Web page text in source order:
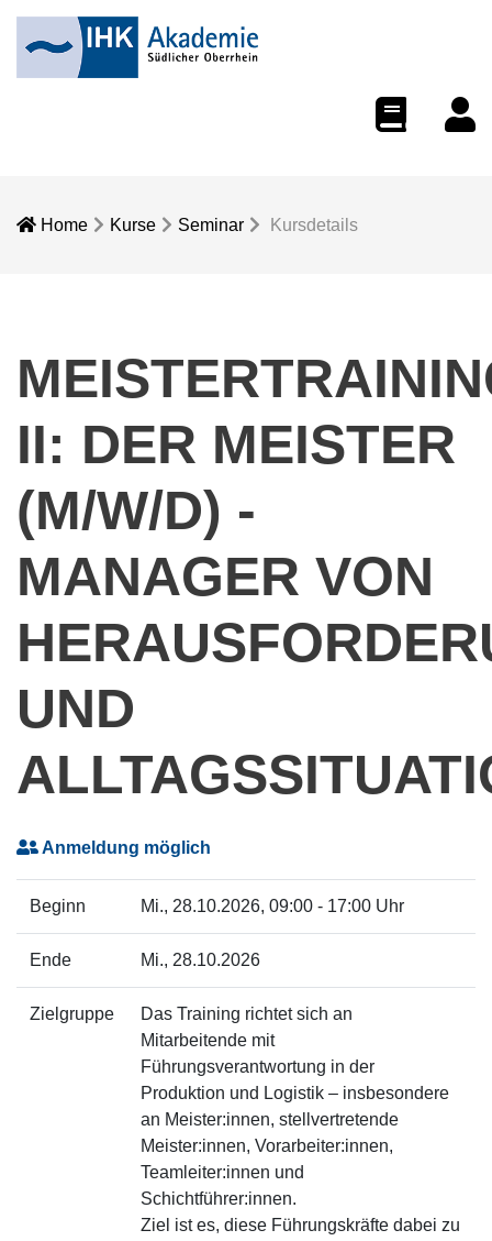
Home Kurse Seminar Kursdetails
II: DER MEISTER
(M/W/D) -
MANAGER VON
UND
Anmeldung möglich
Beginn Mi., 28.10.2026, 09:00 - 17:00 Uhr
Ende Mi., 28.10.2026
Zielgruppe
Das Training richtet sich an
Mitarbeitende mit
Führungsverantwortung in der
Produktion und Logistik – insbesondere
an Meister:innen, stellvertretende
Meister:innen, Vorarbeiter:innen,
Teamleiter:innen und
Schichtführer:innen.
Ziel ist es, diese Führungskräfte dabei zu